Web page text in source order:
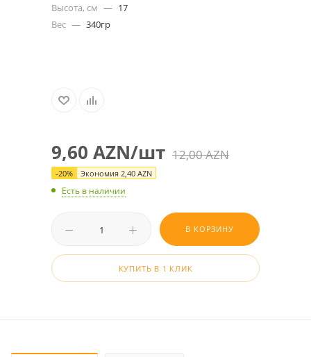
Высота, см — 17
Вес — 340гр
9,60 AZN/шт 12,00AZN
-20% Экономия 2,40 AZN
Есть в наличии
В КОРЗИНУ
КУПИТЬ В 1 КЛИК